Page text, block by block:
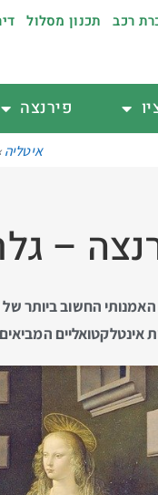
רכב תכנון מסלול
פירנצה
איטליה
–
החשוב ביותר
אינטלקטואליים